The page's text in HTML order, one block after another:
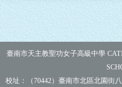
臺南市天主教聖功女子高級中學
校址：（70442）臺南市北區北園